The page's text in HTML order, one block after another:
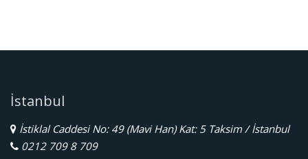
İstanbul
İstiklal Caddesi No: 49 (Mavi Han) Kat: 5 Taksim / İstanbul
0212 709 8 709